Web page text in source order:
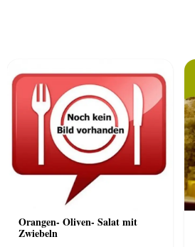
Orangen- Oliven- Salat mit
Zwiebeln